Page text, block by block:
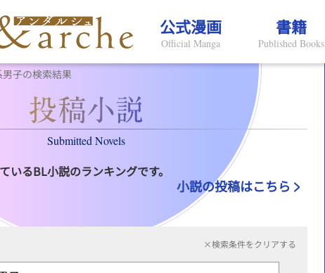
公式漫画
Official Manga
書籍
Published Books
子の検索結果
Submitted Novels
いるBL小説のランキングです。
小説の投稿はこちら
×検索条件をクリアする